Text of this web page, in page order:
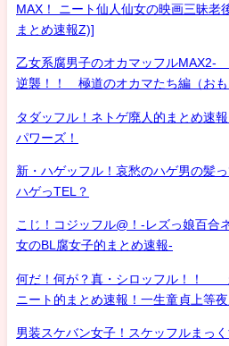
MAX！ ニート仙人仙女の映画三昧老
まとめ速報Z)]
乙女系腐男子のオカマッフルMAX2-
逆襲！！ 極道のオカマたち編（おも
タダッフル！ネトゲ廃人的まとめ速
パワーズ！
新・ハゲッフル！哀愁のハゲ男の髪
ハゲっTEL？
こじ！コジッフル@！-レズっ娘百合
女のBL腐女子的まとめ速報-
何だ！何が？真・シロッフル！！
ニート的まとめ速報！一生童貞上等夜
男装スケバン女子！スケッフルまっ